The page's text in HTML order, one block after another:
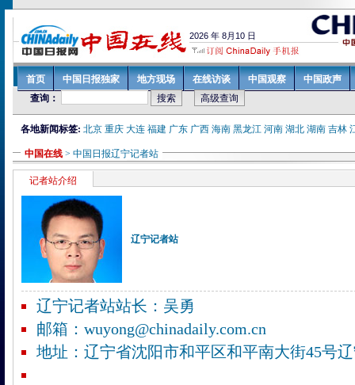
各地新闻标签: 北京 重庆 大连 福建 广东 广西 海南 黑龙江 河南 湖北 湖南 吉林
中国在线> 中国日报辽宁记者站
记者站介绍
辽宁记者站
辽宁记者站站长：吴勇
邮箱：wuyong@chinadaily.com.cn
地址：辽宁省沈阳市和平区和平南大街45号